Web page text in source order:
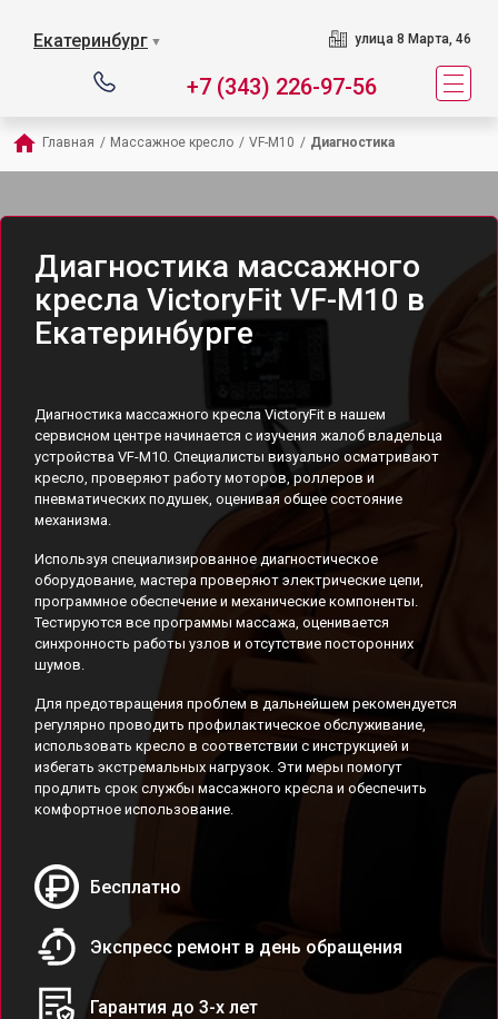
Екатеринбург ▼ улица 8 Марта, 46
+7 (343) 226-97-56
Главная / Массажное кресло / VF-M10 / Диагностика
Диагностика массажного
кресла VictoryFit VF-M10 в
Екатеринбурге
Диагностика массажного кресла VictoryFit в нашем
сервисном центре начинается с изучения жалоб владельца
устройства VF-M10. Специалисты визуально осматривают
кресло, проверяют работу моторов, роллеров и
пневматических подушек, оценивая общее состояние
механизма.
Используя специализированное диагностическое
оборудование, мастера проверяют электрические цепи,
программное обеспечение и механические компоненты.
Тестируются все программы массажа, оценивается
синхронность работы узлов и отсутствие посторонних
шумов.
Для предотвращения проблем в дальнейшем рекомендуется
регулярно проводить профилактическое обслуживание,
использовать кресло в соответствии с инструкцией и
избегать экстремальных нагрузок. Эти меры помогут
продлить срок службы массажного кресла и обеспечить
комфортное использование.
Бесплатно
Экспресс ремонт в день обращения
Гарантия до 3-х лет